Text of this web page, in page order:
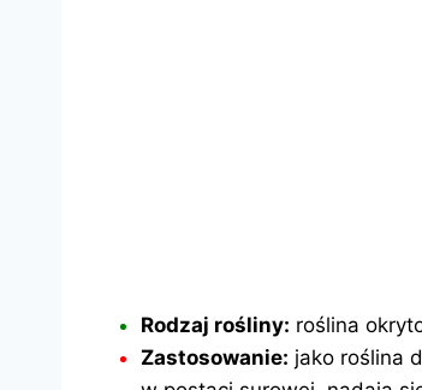
Rodzaj rośliny: roślina
Zastosowanie: jako roślina